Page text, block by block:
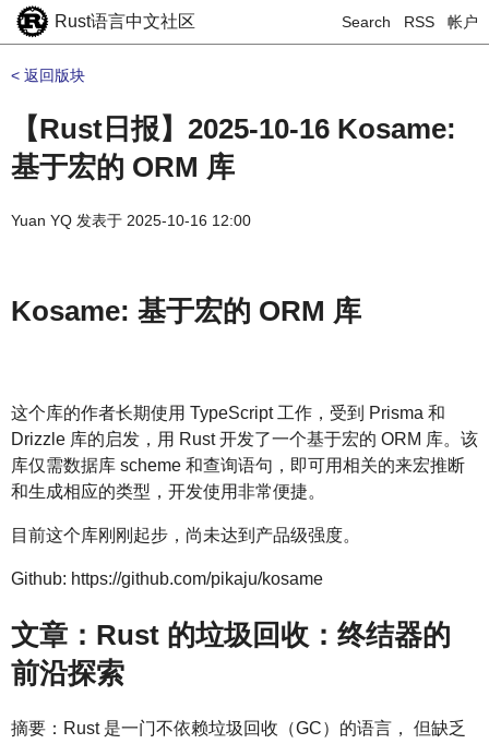
Rust语言中文社区 Search RSS 帐户
< 返回版块
【Rust日报】2025-10-16 Kosame:
基于宏的 ORM 库
Yuan YQ 发表于 2025-10-16 12:00
Kosame: 基于宏的 ORM 库
这个库的作者长期使用 TypeScript 工作，受到 Prisma 和
Drizzle 库的启发，用 Rust 开发了一个基于宏的 ORM 库。该
库仅需数据库 scheme 和查询语句，即可用相关的来宏推断
和生成相应的类型，开发使用非常便捷。
目前这个库刚刚起步，尚未达到产品级强度。
Github: https://github.com/pikaju/kosame
文章：Rust 的垃圾回收：终结器的
前沿探索
摘要：Rust 是一门不依赖垃圾回收（GC）的语言， 但缺乏